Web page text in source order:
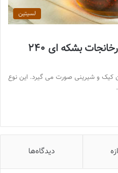
لسیتین
خرید لسیتین مایع ویژه کارخانجات بشکه ای 240
کیک و شیرینی صورت می گیرد. این نوع
دیدگاه‌ها